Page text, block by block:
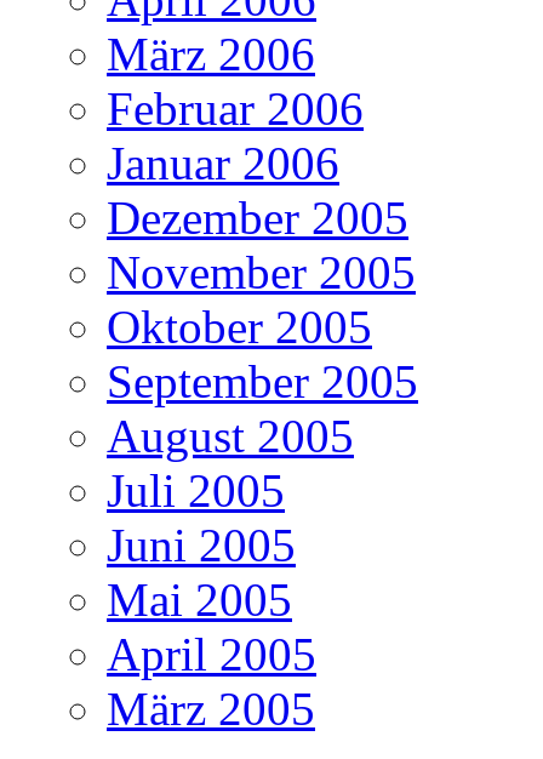
März 2006
Februar 2006
Januar 2006
Dezember 2005
November 2005
Oktober 2005
September 2005
August 2005
Juli 2005
Juni 2005
Mai 2005
April 2005
März 2005